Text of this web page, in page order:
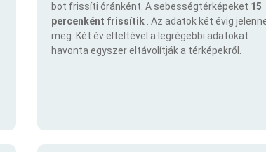
bot frissíti óránként. A sebességtérképeket 15
percenként frissítik . Az adatok két évig
meg. Két év elteltével a legrégebbi adatokat
havonta egyszer eltávolítják a térképekről.